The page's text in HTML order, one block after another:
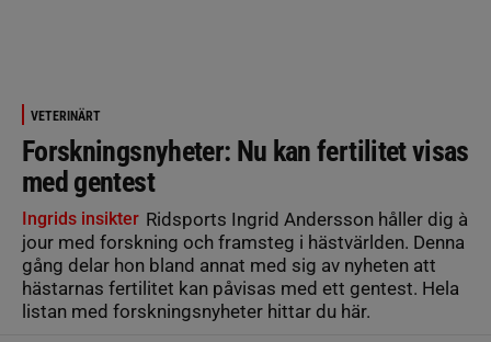
VETERINÄRT
Forskningsnyheter: Nu kan fertilitet visas
med gentest
Ingrids insikter Ridsports Ingrid Andersson håller dig à
jour med forskning och framsteg i hästvärlden. Denna
gång delar hon bland annat med sig av nyheten att
hästarnas fertilitet kan påvisas med ett gentest. Hela
listan med forskningsnyheter hittar du här.